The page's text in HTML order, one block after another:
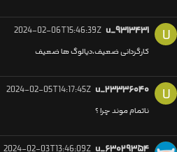
U u_۹۳۱۳۴۳۱ 2024-02-06T15:46:39Z
کارگردانی ضعیف،دیالوگ ها ضعیف
U u_۲۳۳۳۶۰۴۰ 2024-02-05T14:17:45Z
ناتمام موند چرا ؟
u_۶۳۰۲۹۳۵۴ 2024-02-03T13:46:09Z